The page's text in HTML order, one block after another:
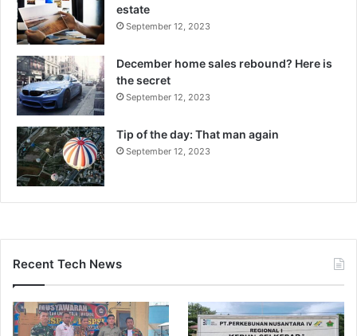
estate
September 12, 2023
December home sales rebound? Here is
the secret
September 12, 2023
Tip of the day: That man again
September 12, 2023
Recent Tech News